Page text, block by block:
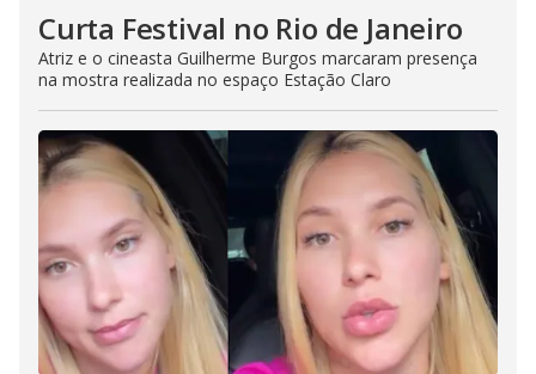
Curta Festival no Rio de Janeiro
Atriz e o cineasta Guilherme Burgos marcaram presença
na mostra realizada no espaço Estação Claro